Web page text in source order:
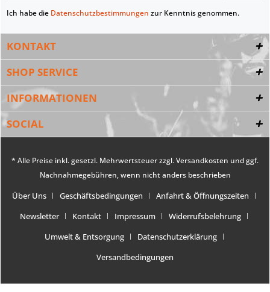
Ich habe die Datenschutzbestimmungen zur Kenntnis genommen.
KONTAKT
SHOP SERVICE
INFORMATIONEN
SOCIAL
* Alle Preise inkl. gesetzl. Mehrwertsteuer zzgl.Versandkosten und ggf.
Nachnahmegebühren, wenn nicht anders beschrieben
Über Uns Geschäftsbedingungen
Anfahrt & Öffnungszeiten
Newsletter
Kontakt Impressum
Widerrufsbelehrung
Umwelt & Entsorgung
Datenschutzerklärung
Versandbedingungen